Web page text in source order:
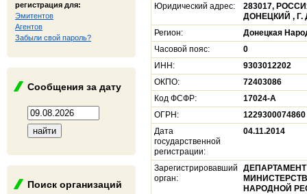
регистрация для:
Эмитентов
Агентов
Забыли свой пароль?
Сообщения за дату
Поиск организаций
Юридический адрес:
283017,
ДОНЕЦКИЙ , Г.
Регион:
Донецкая
Часовой пояс:
0
ИНН:
9303012202
ОКПО:
72403086
Код ФСФР:
17024-A
ОГРН:
1229300074860
Дата
государственной
регистрации:
04.11.2014
Зарегистрировавший
орган:
НАРОДНОЙ